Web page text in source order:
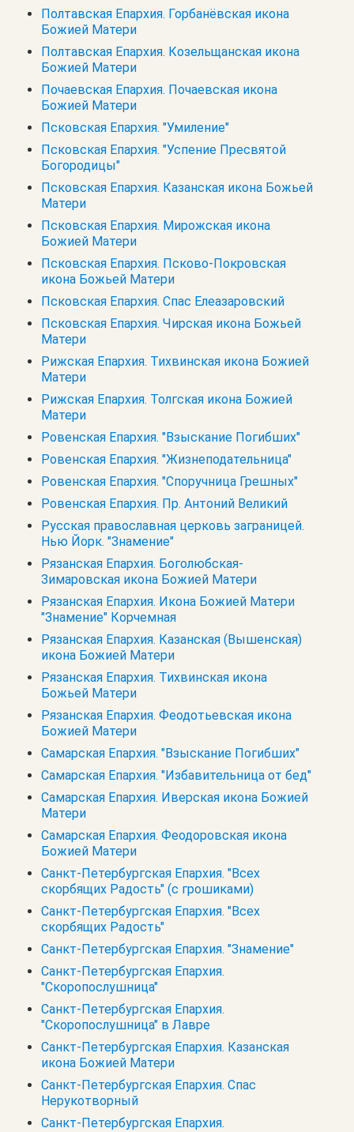
Полтавская Епархия. Горбанёвская икона
Божией Матери
Полтавская Епархия. Козельщанская икона
Божией Матери
Почаевская Епархия. Почаевская икона
Божией Матери
Псковская Епархия. "Умиление"
Псковская Епархия. "Успение Пресвятой
Богородицы"
Псковская Епархия. Казанская икона Божьей
Матери
Псковская Епархия. Мирожская икона
Божией Матери
Псковская Епархия. Псково-Покровская
икона Божьей Матери
Псковская Епархия. Спас Елеазаровский
Псковская Епархия. Чирская икона Божьей
Матери
Рижская Епархия. Тихвинская икона Божией
Матери
Рижская Епархия. Толгская икона Божией
Матери
Ровенская Епархия. "Взыскание Погибших"
Ровенская Епархия. "Жизнеподательница"
Ровенская Епархия. "Споручница Грешных"
Ровенская Епархия. Пр. Антоний Великий
Русская православная церковь заграницей.
Нью Йорк. "Знамение"
Рязанская Епархия. Боголюбская-
Зимаровская икона Божией Матери
Рязанская Епархия. Икона Божией Матери
"Знамение" Корчемная
Рязанская Епархия. Казанская (Вышенская)
икона Божией Матери
Рязанская Епархия. Тихвинская икона
Божьей Матери
Рязанская Епархия. Феодотьевская икона
Божией Матери
Самарская Епархия. "Взыскание Погибших"
Самарская Епархия. "Избавительница от бед"
Самарская Епархия. Иверская икона Божией
Матери
Самарская Епархия. Феодоровская икона
Божией Матери
Санкт-Петербургская Епархия. "Всех
скорбящих Радость" (с грошиками)
Санкт-Петербургская Епархия. "Всех
скорбящих Радость"
Санкт-Петербургская Епархия. "Знамение"
Санкт-Петербургская Епархия.
"Скоропослушница"
Санкт-Петербургская Епархия.
"Скоропослушница" в Лавре
Санкт-Петербургская Епархия. Казанская
икона Божией Матери
Санкт-Петербургская Епархия. Спас
Нерукотворный
Санкт-Петербургская Епархия.